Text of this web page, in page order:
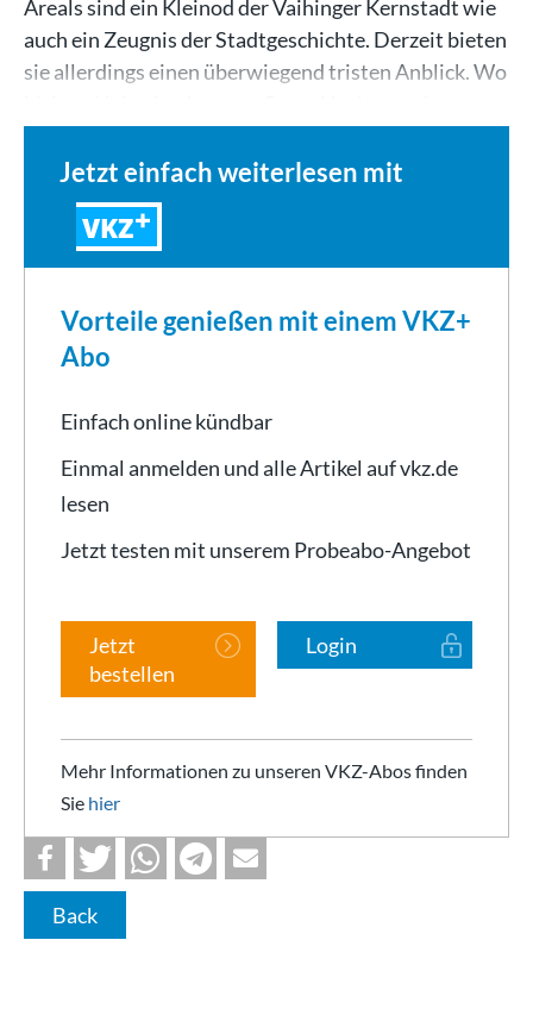
Areals sind ein Kleinod der Vaihinger Kernstadt wie
auch ein Zeugnis der Stadtgeschichte. Derzeit bieten
sie allerdings einen überwiegend tristen Anblick. Wo
Jetzt einfach weiterlesen mit
VKZ
Vorteile genießen mit einem VKZ+
Abo
Einfach online kündbar
Einmal anmelden und alle Artikel auf vkz.de
lesen
Jetzt testen mit unserem Probeabo-Angebot
Jetzt
bestellen
Login
Mehr Informationen zu unseren VKZ-Abos finden
Sie hier
Back